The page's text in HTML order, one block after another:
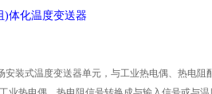
)体化温度变送器
装式温度变送器单元，与工业热电偶、热电阻